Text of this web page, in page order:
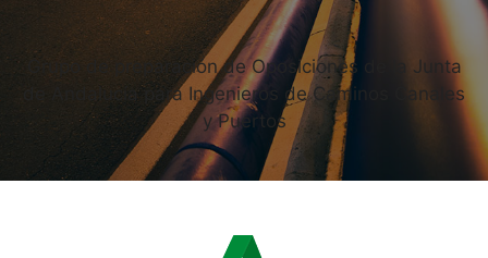
Grupo de preparación de Oposiciones de la Junta
de Andalucía para Ingenieros de Caminos Canales
y Puertos